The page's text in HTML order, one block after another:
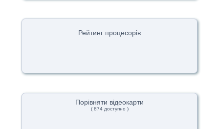
Рейтинг процесорів
Порівняти відеокарти
( 874 доступно )